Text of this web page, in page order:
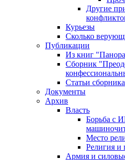
Другие
Курьезы
Сколько
Публикации
Из книг
Сборник
Статьи
Документы
Архив
Власть
Борьба с
Место
Религия и
Армия и